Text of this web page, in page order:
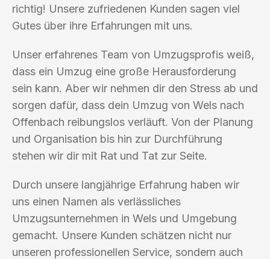
richtig! Unsere zufriedenen Kunden sagen viel
Gutes über ihre Erfahrungen mit uns.
Unser erfahrenes Team von Umzugsprofis weiß,
dass ein Umzug eine große Herausforderung
sein kann. Aber wir nehmen dir den Stress ab und
sorgen dafür, dass dein Umzug von Wels nach
Offenbach reibungslos verläuft. Von der Planung
und Organisation bis hin zur Durchführung
stehen wir dir mit Rat und Tat zur Seite.
Durch unsere langjährige Erfahrung haben wir
uns einen Namen als verlässliches
Umzugsunternehmen in Wels und Umgebung
gemacht. Unsere Kunden schätzen nicht nur
unseren professionellen Service, sondern auch